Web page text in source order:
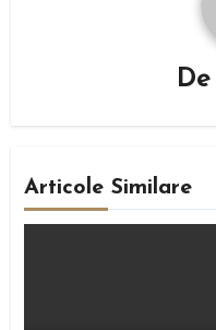
De
Articole Similare